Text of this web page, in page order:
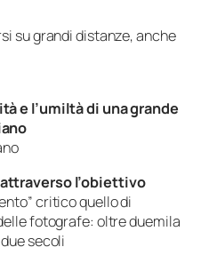
su grandi distanze, anche
e l’umiltà di una grande
l’obiettivo
critico quello di
fotografe: oltre duemila
secoli